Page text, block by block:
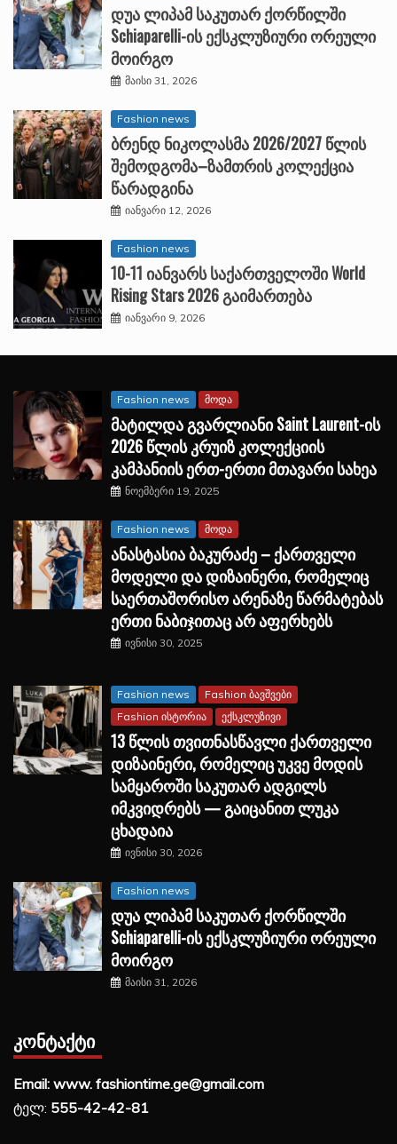
დუა ლიპამ საკუთარ ქორწილში
Schiaparelli-ის ექსკლუზიური ორეული
მოირგო
მაისი 31, 2026
Fashion news
ბრენდ ნიკოლასმა 2026/2027 წლის
შემოდგომა–ზამთრის კოლექცია
წარადგინა
იანვარი 12, 2026
Fashion news
10-11 იანვარს საქართველოში World
Rising Stars 2026 გაიმართება
იანვარი 9, 2026
Fashion news მოდა
მატილდა გვარლიანი Saint Laurent-ის
2026 წლის კრუიზ კოლექციის
კამპანიის ერთ-ერთი მთავარი სახეა
ნოემბერი 19, 2025
Fashion news მოდა
ანასტასია ბაკურაძე – ქართველი
მოდელი და დიზაინერი, რომელიც
საერთაშორისო არენაზე წარმატებას
ერთი ნაბიჯითაც არ აფერხებს
ივნისი 30, 2025
Fashion news
Fashion ბავშვები
Fashion ისტორია
ექსკლუზივი
13 წლის თვითნასწავლი ქართველი
დიზაინერი, რომელიც უკვე მოდის
სამყაროში საკუთარ ადგილს
იმკვიდრებს — გაიცანით ლუკა
ცხადაია
ივნისი 30, 2026
Fashion news
დუა ლიპამ საკუთარ ქორწილში
Schiaparelli-ის ექსკლუზიური ორეული
მოირგო
მაისი 31, 2026
ᲙᲝᲜᲢᲐᲥᲢᲘ
Email: www. fashiontime.ge@gmail.com
ტელ: 555-42-42-81